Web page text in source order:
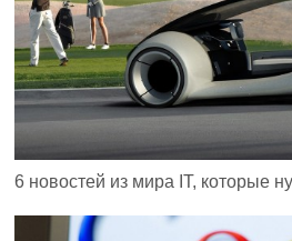
6 новостей из мира IT, которые